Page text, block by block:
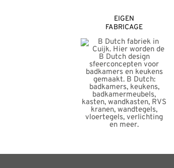
productpagina
EIGEN
FABRICAGE